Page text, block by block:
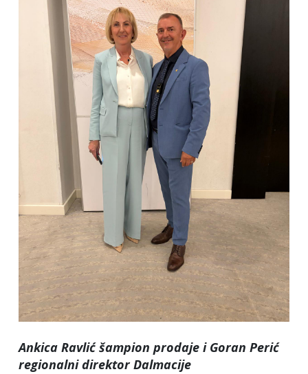
Ankica Ravlić šampion prodaje i Goran Perić
regionalni direktor Dalmacije